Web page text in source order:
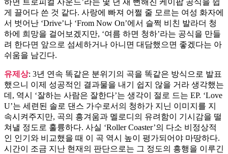
게 끌어다 쓴 것 같다. 사랑에 빠져 어쩔 줄 모르는 여성 화자에
서 벗어난 ‘Drive’나 ‘From Now On’에서 슬쩍 비친 발라더 청
하에 희망을 걸어보겠지만, ‘여름 하면 청하’라는 공식을 만들
려 한다면 앞으로 섬세하거나 아니면 대담했으면 좋겠다는 아
쉬움을 남긴다.
유제상: 3년 연속 똑같은 분위기의 곡을 똑같은 방식으로 발표
했으니 이제 성공적인 결과물을 내기 쉽지 않을 거라 생각했는
데, 역시 ‘잘하는 사람은 잘한다’는 생각이 절로 드는 EP. ‘Love
U’는 세련된 솔로 댄스 가수로서의 청하가 지닌 이미지를 지
속시켜주지만, 곡의 흥겨움과 멜로디의 유려함이 기시감을 떨
쳐낼 정도로 훌륭하다. 사실 ‘Roller Coaster’의 다소 비정상적
인 인기와 비교했을 때 이 곡 역시 높이 평가되어야 마땅하다.
시간이 조금 지난 현재의 판단으로는 그 정도의 흥행을 이루긴